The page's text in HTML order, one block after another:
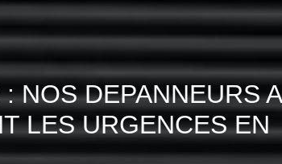
NOS DEPANNEURS A
LES URGENCES EN